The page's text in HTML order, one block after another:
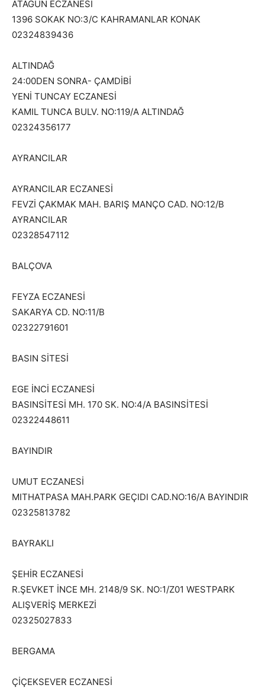
ATAGÜN ECZANESİ
1396 SOKAK NO:3/C KAHRAMANLAR KONAK
02324839436
ALTINDAĞ
24:00DEN SONRA- ÇAMDİBİ
YENİ TUNCAY ECZANESİ
KAMIL TUNCA BULV. NO:119/A ALTINDAĞ
02324356177
AYRANCILAR
AYRANCILAR ECZANESİ
FEVZİ ÇAKMAK MAH. BARIŞ MANÇO CAD. NO:12/B
AYRANCILAR
02328547112
BALÇOVA
FEYZA ECZANESİ
SAKARYA CD. NO:11/B
02322791601
BASIN SİTESİ
EGE İNCİ ECZANESİ
BASINSİTESİ MH. 170 SK. NO:4/A BASINSİTESİ
02322448611
BAYINDIR
UMUT ECZANESİ
MITHATPASA MAH.PARK GEÇIDI CAD.NO:16/A BAYINDIR
02325813782
BAYRAKLI
ŞEHİR ECZANESİ
R.ŞEVKET İNCE MH. 2148/9 SK. NO:1/Z01 WESTPARK
ALIŞVERİŞ MERKEZİ
02325027833
BERGAMA
ÇİÇEKSEVER ECZANESİ